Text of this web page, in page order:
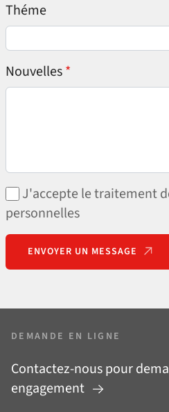
Théme
Nouvelles
J'accepte le traitement
personnelles
ENVOYER UN MESSAGE
DEMANDE EN LIGNE
Contactez-nous pour
engagement